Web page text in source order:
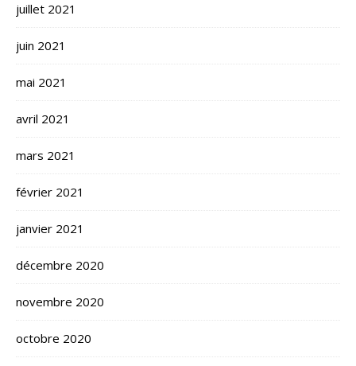
juillet 2021
juin 2021
mai 2021
avril 2021
mars 2021
février 2021
janvier 2021
décembre 2020
novembre 2020
octobre 2020